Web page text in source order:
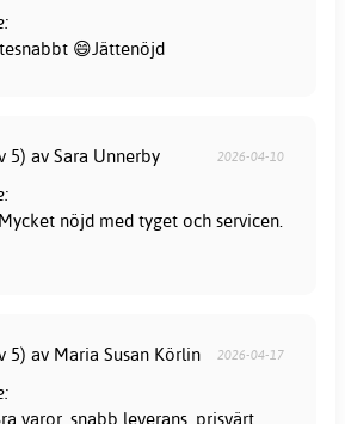
😄Jättenöjd
5) av Sara Unnerby 2026-04-10
nöjd med tyget och servicen.
5) av Maria Susan Körlin 2026-04-17
varor, snabb leverans, prisvärt.